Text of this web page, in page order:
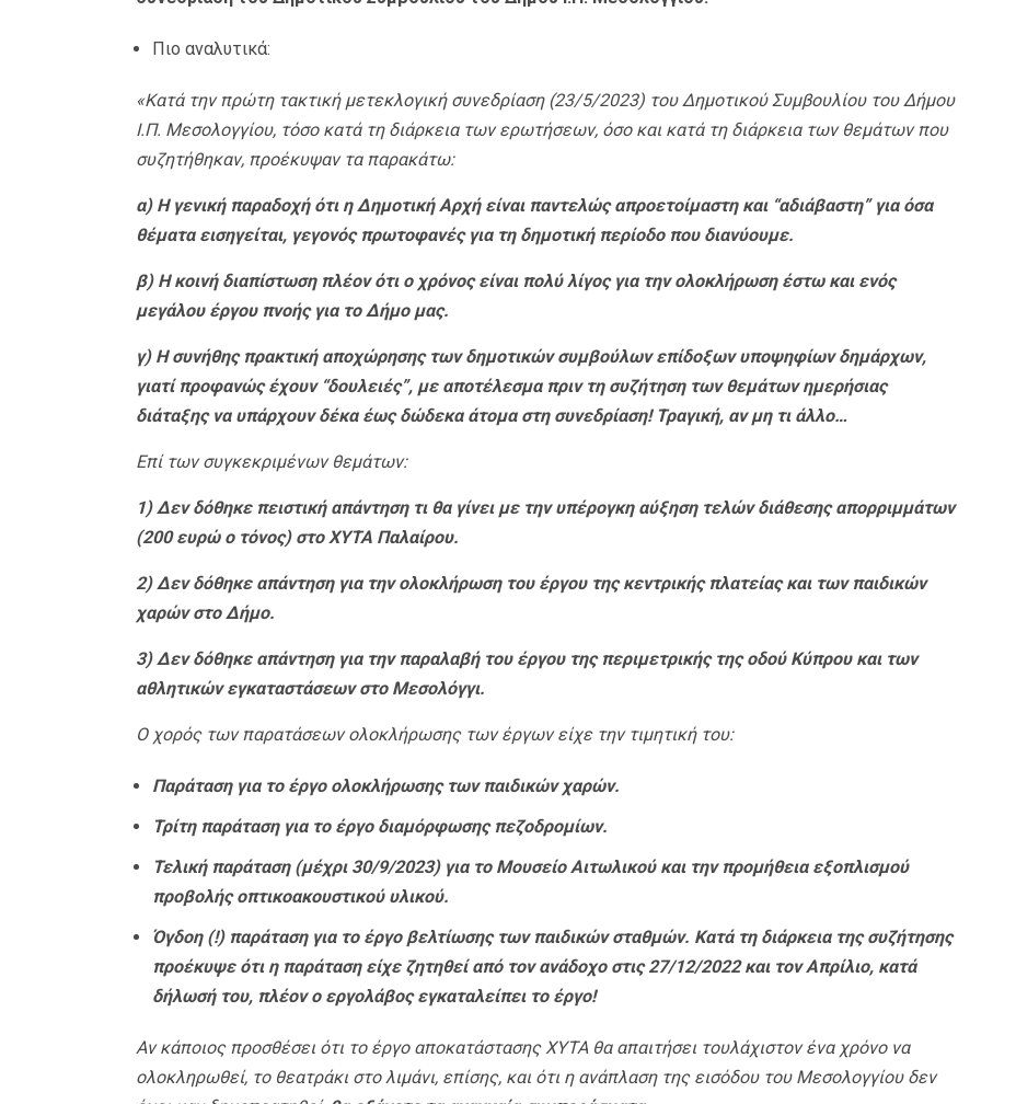
Πιο αναλυτικά:
«Κατά την πρώτη τακτική μετεκλογική συνεδρίαση (23/5/2023) του Δημοτικού Συμβουλίου του Δήμου
Ι.Π. Μεσολογγίου, τόσο κατά τη διάρκεια των ερωτήσεων, όσο και κατά τη διάρκεια των θεμάτων που
συζητήθηκαν, προέκυψαν τα παρακάτω:
α) Η γενική παραδοχή ότι η Δημοτική Αρχή είναι παντελώς απροετοίμαστη και “αδιάβαστη” για όσα
θέματα εισηγείται, γεγονός πρωτοφανές για τη δημοτική περίοδο που διανύουμε.
β) Η κοινή διαπίστωση πλέον ότι ο χρόνος είναι πολύ λίγος για την ολοκλήρωση έστω και ενός
μεγάλου έργου πνοής για το Δήμο μας.
γ) Η συνήθης πρακτική αποχώρησης των δημοτικών συμβούλων επίδοξων υποψηφίων δημάρχων,
γιατί προφανώς έχουν “δουλειές”, με αποτέλεσμα πριν τη συζήτηση των θεμάτων ημερήσιας
διάταξης να υπάρχουν δέκα έως δώδεκα άτομα στη συνεδρίαση! Τραγική, αν μη τι άλλο…
Επί των συγκεκριμένων θεμάτων:
1) Δεν δόθηκε πειστική απάντηση τι θα γίνει με την υπέρογκη αύξηση τελών διάθεσης απορριμμάτων
(200 ευρώ ο τόνος) στο ΧΥΤΑ Παλαίρου.
2) Δεν δόθηκε απάντηση για την ολοκλήρωση του έργου της κεντρικής πλατείας και των παιδικών
χαρών στο Δήμο.
3) Δεν δόθηκε απάντηση για την παραλαβή του έργου της περιμετρικής της οδού Κύπρου και των
αθλητικών εγκαταστάσεων στο Μεσολόγγι.
Ο χορός των παρατάσεων ολοκλήρωσης των έργων είχε την τιμητική του:
Παράταση για το έργο ολοκλήρωσης των παιδικών χαρών.
Τρίτη παράταση για το έργο διαμόρφωσης πεζοδρομίων.
Τελική παράταση (μέχρι 30/9/2023) για το Μουσείο Αιτωλικού και την προμήθεια εξοπλισμού
προβολής οπτικοακουστικού υλικού.
Όγδοη (!) παράταση για το έργο βελτίωσης των παιδικών σταθμών. Κατά τη διάρκεια της συζήτησης
προέκυψε ότι η παράταση είχε ζητηθεί από τον ανάδοχο στις 27/12/2022 και τον Απρίλιο, κατά
δήλωσή του, πλέον ο εργολάβος εγκαταλείπει το έργο!
Αν κάποιος προσθέσει ότι το έργο αποκατάστασης ΧΥΤΑ θα απαιτήσει τουλάχιστον ένα χρόνο να
ολοκληρωθεί, το θεατράκι στο λιμάνι, επίσης, και ότι η ανάπλαση της εισόδου του Μεσολογγίου δεν